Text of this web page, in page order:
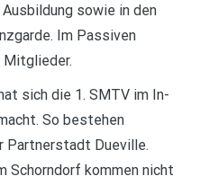
sowie in den
Im Passiven
Mitglieder.
sich die 1. SMTV im In-
So bestehen
Partnerstadt Dueville.
Schorndorf kommen nicht